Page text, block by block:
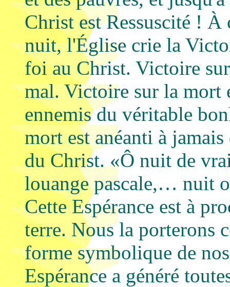
Christ est Ressuscité !
nuit, l'Église crie la
foi au Christ. Victoire
mal. Victoire sur la mort
ennemis du véritable
mort est anéanti à
du Christ. «Ô nuit de
louange pascale,… nuit
Cette Espérance est à
terre. Nous la porterons
forme symbolique de
Espérance a généré